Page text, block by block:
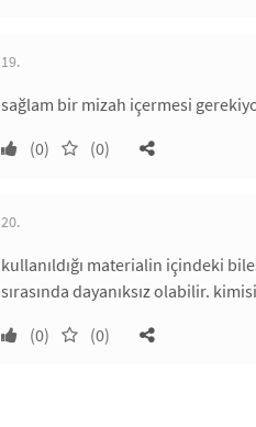
19.
sağlam bir mizah içermesi
(0)
(0)
20.
kullanıldığı materialin içindeki
sırasında dayanıksız olabilir.
(0)
(0)